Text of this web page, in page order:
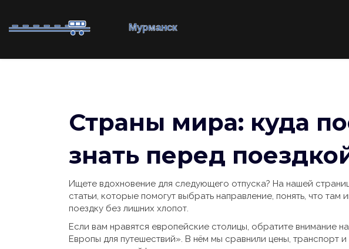
Страны мира: куда
знать перед
Ищете вдохновение для следующего отпуска? На нашей
статьи, которые помогут выбрать направление, понять, что там
поездку без лишних хлопот.
Если вам нравятся европейские столицы, обратите внимание
Европы для путешествий». В нём мы сравнили цены, транспорт